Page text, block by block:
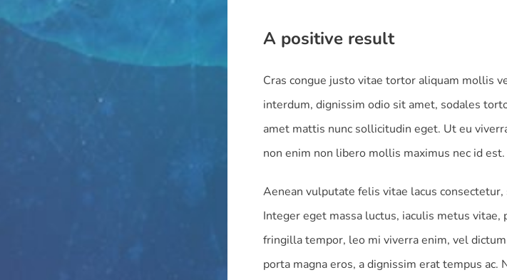
A positive result
Cras congue justo vitae tortor aliquam mollis
interdum, dignissim odio sit amet, sodales
amet mattis nunc sollicitudin eget. Ut eu
non enim non libero mollis maximus nec id est.
Aenean vulputate felis vitae lacus
Integer eget massa luctus, iaculis metus
fringilla tempor, leo mi viverra enim, vel
porta magna eros, a dignissim erat tempus